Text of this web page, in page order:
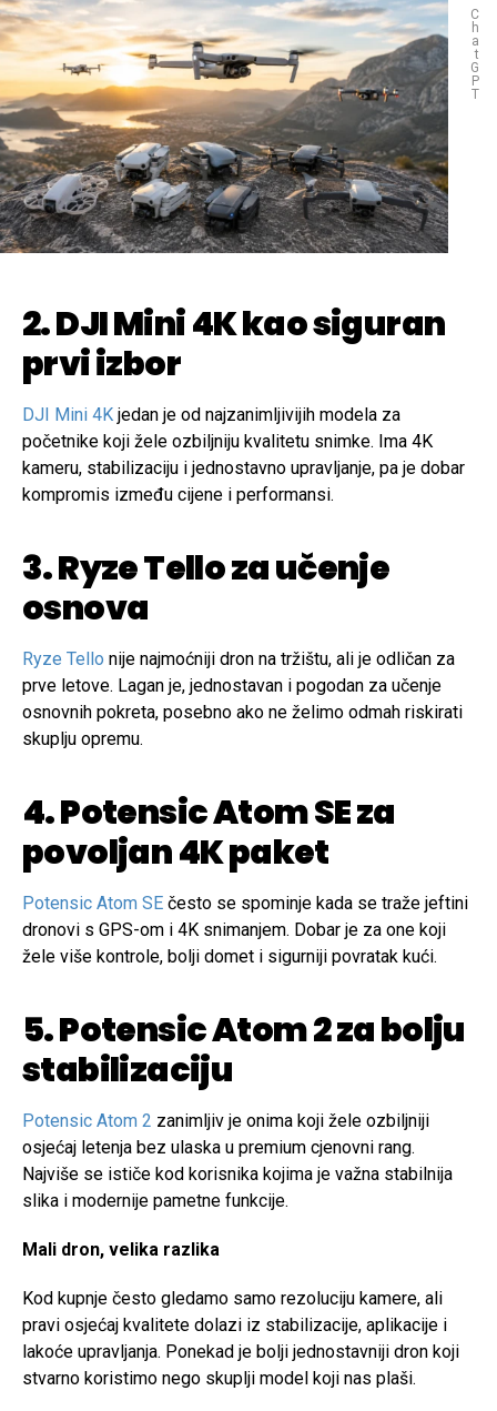
C
h
a
t
G
P
T
2. DJI Mini 4K kao siguran
prvi izbor
DJI Mini 4K jedan je od najzanimljivijih modela za
početnike koji žele ozbiljniju kvalitetu snimke. Ima 4K
kameru, stabilizaciju i jednostavno upravljanje, pa je dobar
kompromis između cijene i performansi.
3. Ryze Tello za učenje
osnova
Ryze Tello nije najmoćniji dron na tržištu, ali je odličan za
prve letove. Lagan je, jednostavan i pogodan za učenje
osnovnih pokreta, posebno ako ne želimo odmah riskirati
skuplju opremu.
4. Potensic Atom SE za
povoljan 4K paket
Potensic Atom SE često se spominje kada se traže jeftini
dronovi s GPS-om i 4K snimanjem. Dobar je za one koji
žele više kontrole, bolji domet i sigurniji povratak kući.
5. Potensic Atom 2 za bolju
stabilizaciju
Potensic Atom 2 zanimljiv je onima koji žele ozbiljniji
osjećaj letenja bez ulaska u premium cjenovni rang.
Najviše se ističe kod korisnika kojima je važna stabilnija
slika i modernije pametne funkcije.
Mali dron, velika razlika
Kod kupnje često gledamo samo rezoluciju kamere, ali
pravi osjećaj kvalitete dolazi iz stabilizacije, aplikacije i
lakoće upravljanja. Ponekad je bolji jednostavniji dron koji
stvarno koristimo nego skuplji model koji nas plaši.